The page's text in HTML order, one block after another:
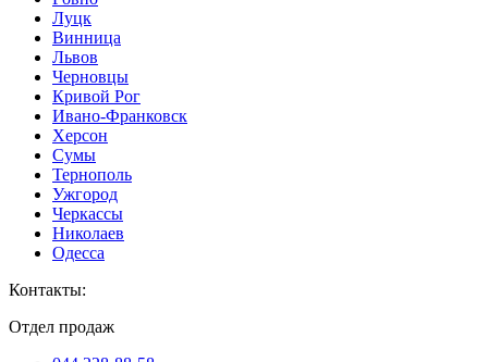
Луцк
Винница
Львов
Черновцы
Кривой Рог
Ивано-Франковск
Херсон
Сумы
Тернополь
Ужгород
Черкассы
Николаев
Одесса
Контакты:
Отдел продаж